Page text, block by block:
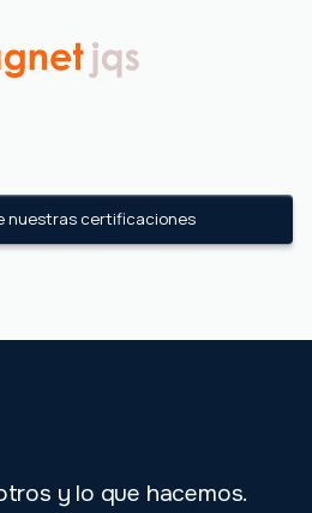
nuestras certificaciones
y lo que hacemos.